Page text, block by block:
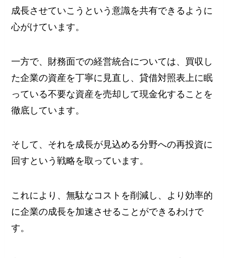
成長させていこうという意識を共有できるように
心がけています。
一方で、財務面での経営統合については、買収し
た企業の資産を丁寧に見直し、貸借対照表上に眠
っている不要な資産を売却して現金化することを
徹底しています。
そして、それを成長が見込める分野への再投資に
回すという戦略を取っています。
これにより、無駄なコストを削減し、より効率的
に企業の成長を加速させることができるわけで
す。